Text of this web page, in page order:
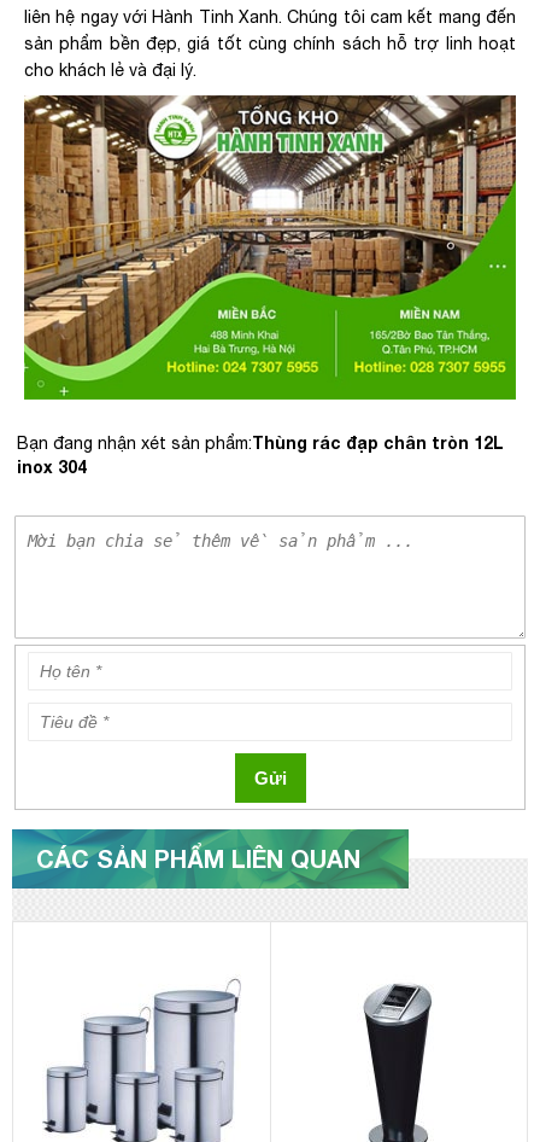
liên hệ ngay với Hành Tinh Xanh. Chúng tôi cam kết mang đến
sản phẩm bền đẹp, giá tốt cùng chính sách hỗ trợ linh hoạt
cho khách lẻ và đại lý.
Bạn đang nhận xét sản phẩm:Thùng rác đạp chân tròn 12L
inox 304
Gửi
CÁC SẢN PHẨM LIÊN QUAN